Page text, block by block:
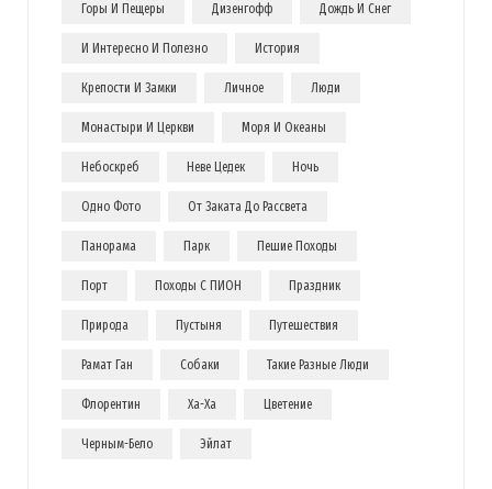
Горы И Пещеры Дизенгофф Дождь И Снег
И Интересно И Полезно История
Крепости И Замки Личное Люди
Монастыри И Церкви Моря И Океаны
Небоскреб Неве Цедек Ночь
Одно Фото От Заката До Рассвета
Панорама Парк Пешие Походы
Порт Походы С ПИОН Праздник
Природа Пустыня Путешествия
Рамат Ган Собаки Такие Разные Люди
Флорентин Ха-Ха Цветение
Черным-Бело Эйлат